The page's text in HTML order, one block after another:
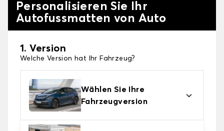
Personalisieren Sie Ihr
Autofussmatten von Auto
1. Version
Welche Version hat Ihr Fahrzeug?
Wählen Sie Ihre
Fahrzeugversion